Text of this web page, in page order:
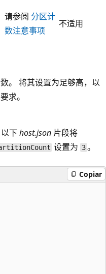
请参阅 分区计
数注意事项
不适用
。 将其设置为足够高，以
求。
以下host.json 片段将
设置为 3。
Copiar